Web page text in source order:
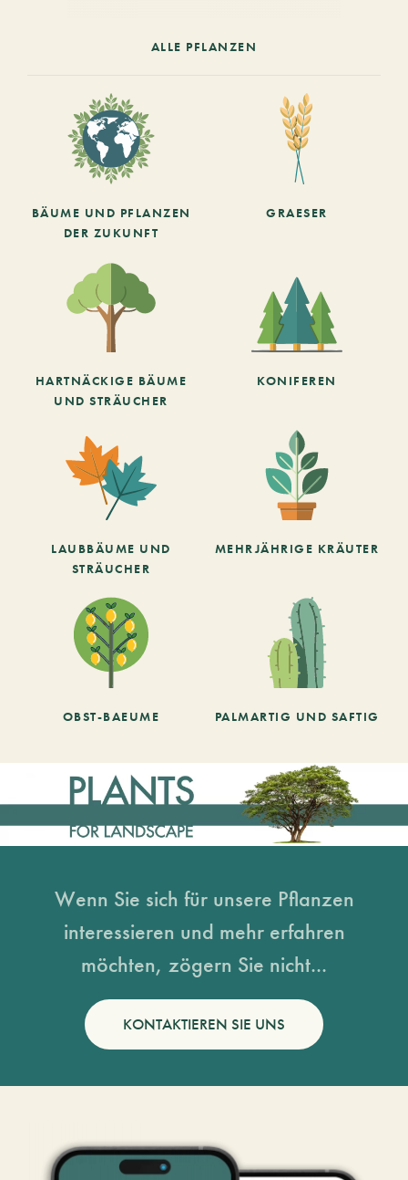
ALLE PFLANZEN
BÄUME UND PFLANZEN
DER ZUKUNFT
GRAESER
HARTNÄCKIGE BÄUME
UND STRÄUCHER
KONIFEREN
LAUBBÄUME UND
STRÄUCHER
MEHRJÄHRIGE KRÄUTER
OBST-BAEUME PALMARTIG UND SAFTIG
Wenn Sie sich für unsere Pflanzen
interessieren und mehr erfahren
möchten, zögern Sie nicht...
KONTAKTIEREN SIE UNS